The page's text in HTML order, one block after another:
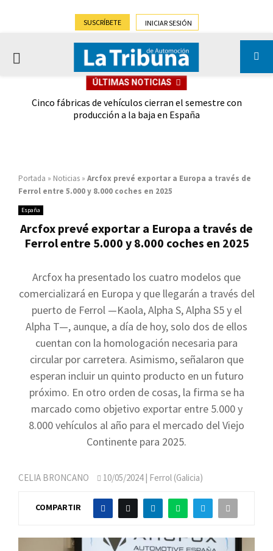
SUSCRÍBETE INICIAR SESIÓN
PRIMARY
ÚLTIMAS NOTICIAS
Cinco fábricas de vehículos cierran el semestre con
producción a la baja en España
Portada » Noticias » Arcfox prevé exportar a Europa a través de
Ferrol entre 5.000 y 8.000 coches en 2025
España
Arcfox prevé exportar a Europa a través de
Ferrol entre 5.000 y 8.000 coches en 2025
Arcfox ha presentado los cuatro modelos que
comercializará en Europa y que llegarán a través del
puerto de Ferrol —Kaola, Alpha S, Alpha S5 y el
Alpha T—, aunque, a día de hoy, solo dos de ellos
cuentan con la homologación necesaria para
circular por carretera. Asimismo, señalaron que
esperan incluir un quinto producto en un futuro
próximo. En otro orden de cosas, la firma se ha
marcado como objetivo exportar entre 5.000 y
8.000 vehículos al año para el mercado del Viejo
Continente para 2025.
CELIA BRONCANO 10/05/2024| Ferrol (Galicia)
COMPARTIR